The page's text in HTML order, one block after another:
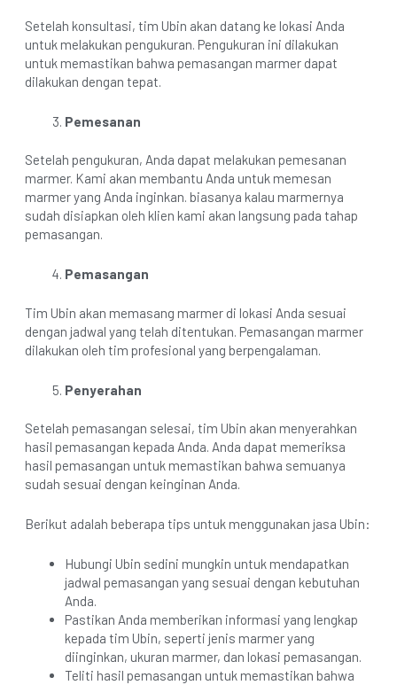
Setelah konsultasi, tim Ubin akan datang ke lokasi Anda
untuk melakukan pengukuran. Pengukuran ini dilakukan
untuk memastikan bahwa pemasangan marmer dapat
dilakukan dengan tepat.
Pemesanan
Setelah pengukuran, Anda dapat melakukan pemesanan
marmer. Kami akan membantu Anda untuk memesan
marmer yang Anda inginkan. biasanya kalau marmernya
sudah disiapkan oleh klien kami akan langsung pada tahap
pemasangan.
Pemasangan
Tim Ubin akan memasang marmer di lokasi Anda sesuai
dengan jadwal yang telah ditentukan. Pemasangan marmer
dilakukan oleh tim profesional yang berpengalaman.
Penyerahan
Setelah pemasangan selesai, tim Ubin akan menyerahkan
hasil pemasangan kepada Anda. Anda dapat memeriksa
hasil pemasangan untuk memastikan bahwa semuanya
sudah sesuai dengan keinginan Anda.
Berikut adalah beberapa tips untuk menggunakan jasa Ubin:
Hubungi Ubin sedini mungkin untuk mendapatkan
jadwal pemasangan yang sesuai dengan kebutuhan
Anda.
Pastikan Anda memberikan informasi yang lengkap
kepada tim Ubin, seperti jenis marmer yang
diinginkan, ukuran marmer, dan lokasi pemasangan.
Teliti hasil pemasangan untuk memastikan bahwa